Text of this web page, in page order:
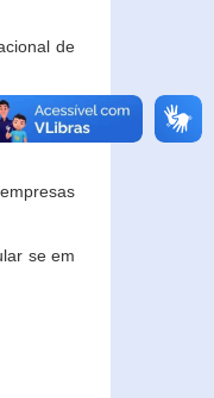
de
se em